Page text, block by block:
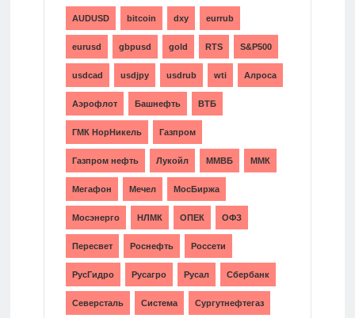
AUDUSD bitcoin dxy eurrub
eurusd gbpusd gold RTS S&P500
usdcad usdjpy usdrub wti Алроса
Аэрофлот Башнефть ВТБ
ГМК НорНикель Газпром
Газпром нефть Лукойл ММВБ ММК
Мегафон Мечел МосБиржа
Мосэнерго НЛМК ОПЕК ОФЗ
Пересвет Роснефть Россети
РусГидро Русагро Русал Сбербанк
Северсталь Система Сургутнефтегаз